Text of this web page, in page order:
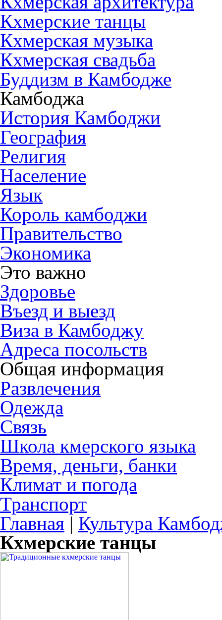
Кхмерские танцы
Кхмерская музыка
Кхмерская свадьба
Буддизм в Камбодже
Камбоджа
История Камбоджи
География
Религия
Население
Язык
Король камбоджи
Правительство
Экономика
Это важно
Здоровье
Въезд и выезд
Виза в Камбоджу
Адреса посольств
Общая информация
Развлечения
Одежда
Связь
Школа кмерского языка
Время, деньги, банки
Климат и погода
Транспорт
Главная | Культура
Кхмерские танцы